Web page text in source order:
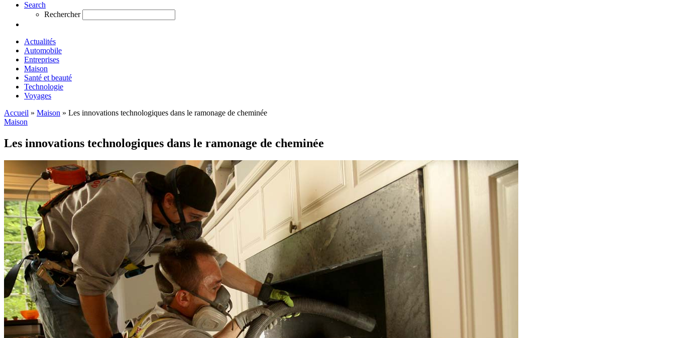
Search
Rechercher
Actualités
Automobile
Entreprises
Maison
Santé et beauté
Technologie
Voyages
Accueil » Maison » Les innovations technologiques dans le ramonage de cheminée
Maison
Les innovations technologiques dans le ramonage de cheminée